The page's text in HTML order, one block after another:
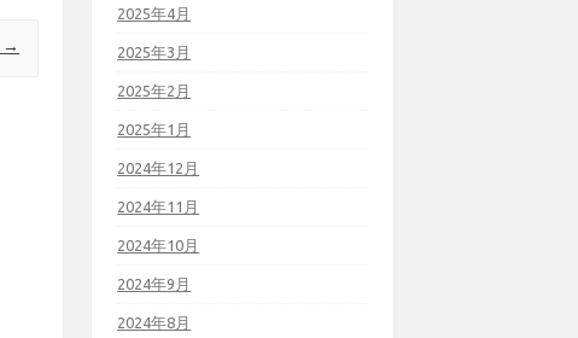
→
2025年4月
2025年3月
2025年2月
2025年1月
2024年12月
2024年11月
2024年10月
2024年9月
2024年8月